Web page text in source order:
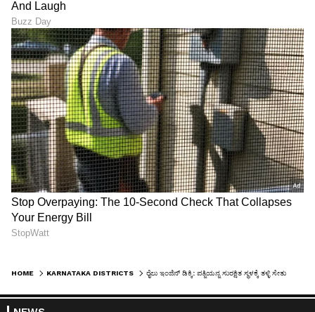
HOME KARNATAKA DISTRICTS